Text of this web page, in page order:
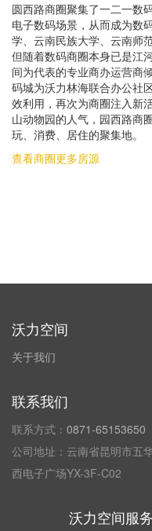
圆西路商圈聚集了一二一数
电子数码场景，从而成为数
学、云南民族大学、云南师
但随着数码商圈本身已是江
间为代表的专业商办运营商
码城为沃力林海联合办公社
效利用，再次为商圈注入新
山动物园的人气，园西路商
玩、消费、居住的聚集地。
查看商圈更多房源
沃力空间
关于我们
联系我们
联系方式： 0871-65153650
公司地址：云南省昆明市五
西电子广场YX-3F-C02
沃力空间服